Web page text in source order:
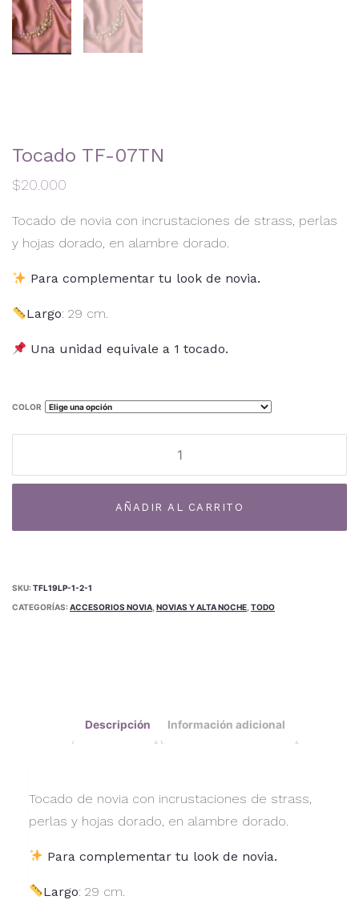
Tocado TF-07TN
$20.000
Tocado de novia con incrustaciones de strass, perlas
y hojas dorado, en alambre dorado.
Para complementar tu look de novia.
Largo: 29 cm.
Una unidad equivale a 1 tocado.
COLOR
07TN
AÑADIR AL CARRITO
SKU:TFL19LP-1-2-1
CATEGORÍAS:ACCESORIOS NOVIA NOVIAS Y ALTA NOCHE TODO
Descripción Información adicional
Tocado de novia con incrustaciones de strass,
perlas y hojas dorado, en alambre dorado.
Para complementar tu look de novia.
Largo: 29 cm.